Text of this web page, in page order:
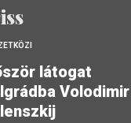
látogat
Volodimir